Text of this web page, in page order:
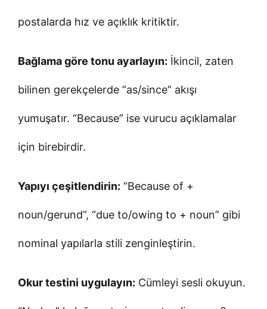
postalarda hız ve açıklık kritiktir.
Bağlama göre tonu ayarlayın: İkincil, zaten
bilinen gerekçelerde “as/since” akışı
yumuşatır. “Because” ise vurucu açıklamalar
için birebirdir.
Yapıyı çeşitlendirin: “Because of +
noun/gerund”, “due to/owing to + noun” gibi
nominal yapılarla stili zenginleştirin.
Okur testini uygulayın: Cümleyi sesli okuyun.